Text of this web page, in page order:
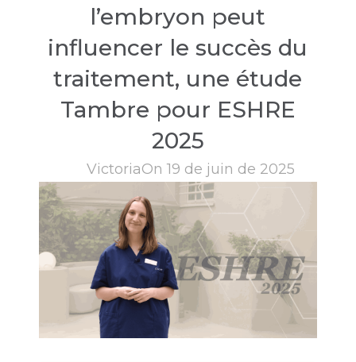
l’embryon peut
influencer le succès du
traitement, une étude
Tambre pour ESHRE
2025
VictoriaOn 19 de juin de 2025